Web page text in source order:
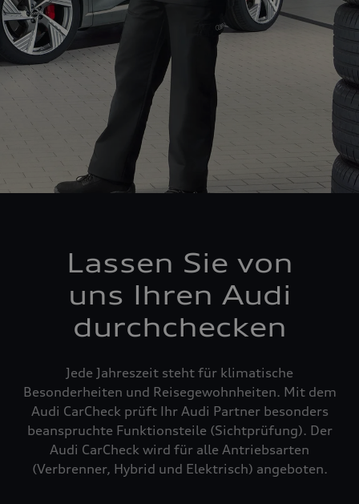
Lassen Sie von
uns Ihren Audi
durchchecken
Jede Jahreszeit steht für klimatische
Besonderheiten und Reisegewohnheiten. Mit dem
Audi CarCheck prüft Ihr Audi Partner besonders
beanspruchte Funktionsteile (Sichtprüfung). Der
Audi CarCheck wird für alle Antriebsarten
(Verbrenner, Hybrid und Elektrisch) angeboten.